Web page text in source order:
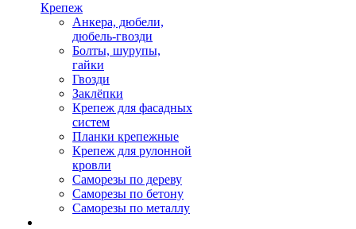
Крепеж
Анкера, дюбели,
дюбель-гвозди
Болты, шурупы,
гайки
Гвозди
Заклёпки
Крепеж для фасадных
систем
Планки крепежные
Крепеж для рулонной
кровли
Саморезы по дереву
Саморезы по бетону
Саморезы по металлу